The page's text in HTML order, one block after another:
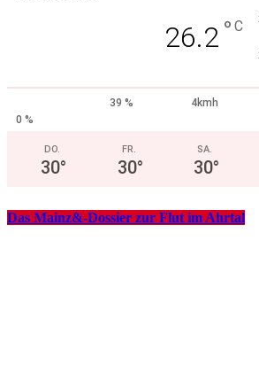
26.2 ° C
39 %
4kmh
0 %
DO.
30°
FR.
30°
SA.
30°
Das Mainz&-Dossier zur Flut im Ahrtal